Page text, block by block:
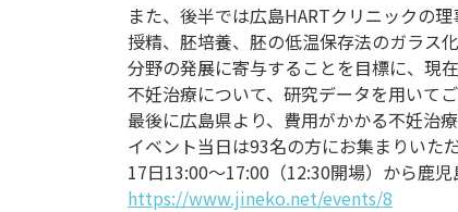
また、後半では広島HARTクリニックの
授精、胚培養、胚の低温保存法のガラス
分野の発展に寄与することを目標に、現
不妊治療について、研究データを用いて
最後に広島県より、費用がかかる不妊治
イベント当日は93名の方にお集まりいた
17日13:00～17:00（12:30開場）から鹿
https://www.jineko.net/events/8